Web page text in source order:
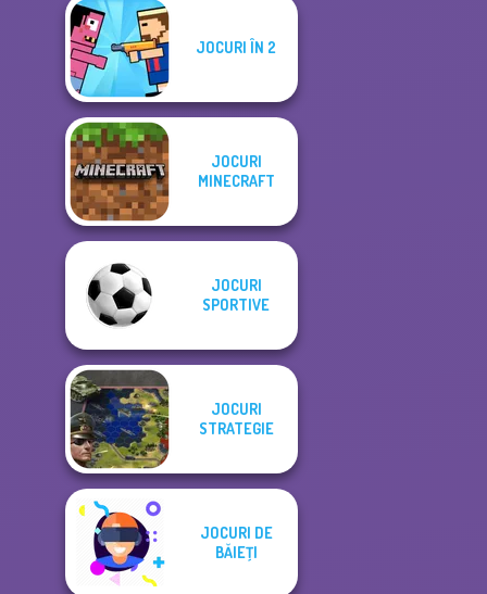
JOCURI ÎN 2
JOCURI
MINECRAFT
JOCURI
SPORTIVE
JOCURI
STRATEGIE
JOCURI DE
BĂIEŢI